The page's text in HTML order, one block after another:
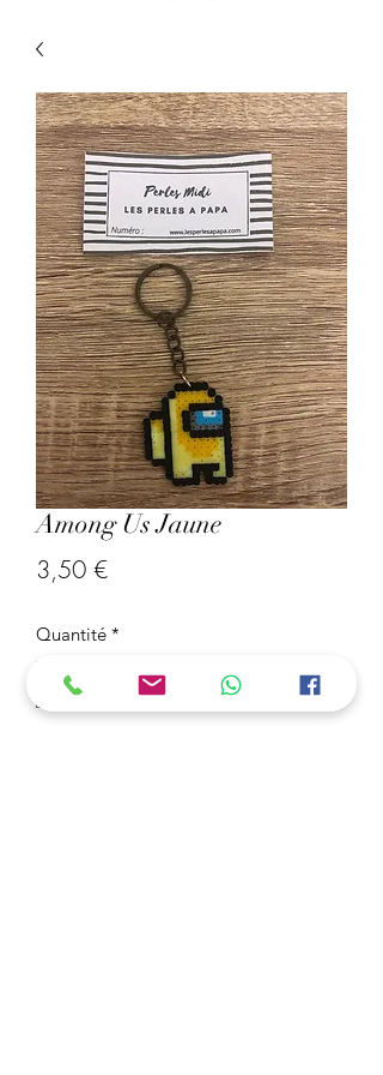
Among Us Jaune
3,50 €Prix
Quantité *